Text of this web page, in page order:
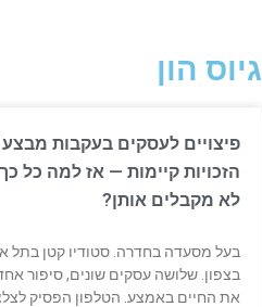
גיוס הון
פיצויים לעסקים בעקבות
הזכויות קיימות — אז למה כל
לא מקבלים אותן?
בעל מסעדה בחדרה. סטודיו קטן בתל
בצפון. שלושה עסקים שונים, סיפור
את החיים באמצע. הטלפון הפסיק